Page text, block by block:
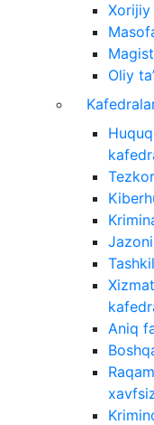
Oliy
Aniq